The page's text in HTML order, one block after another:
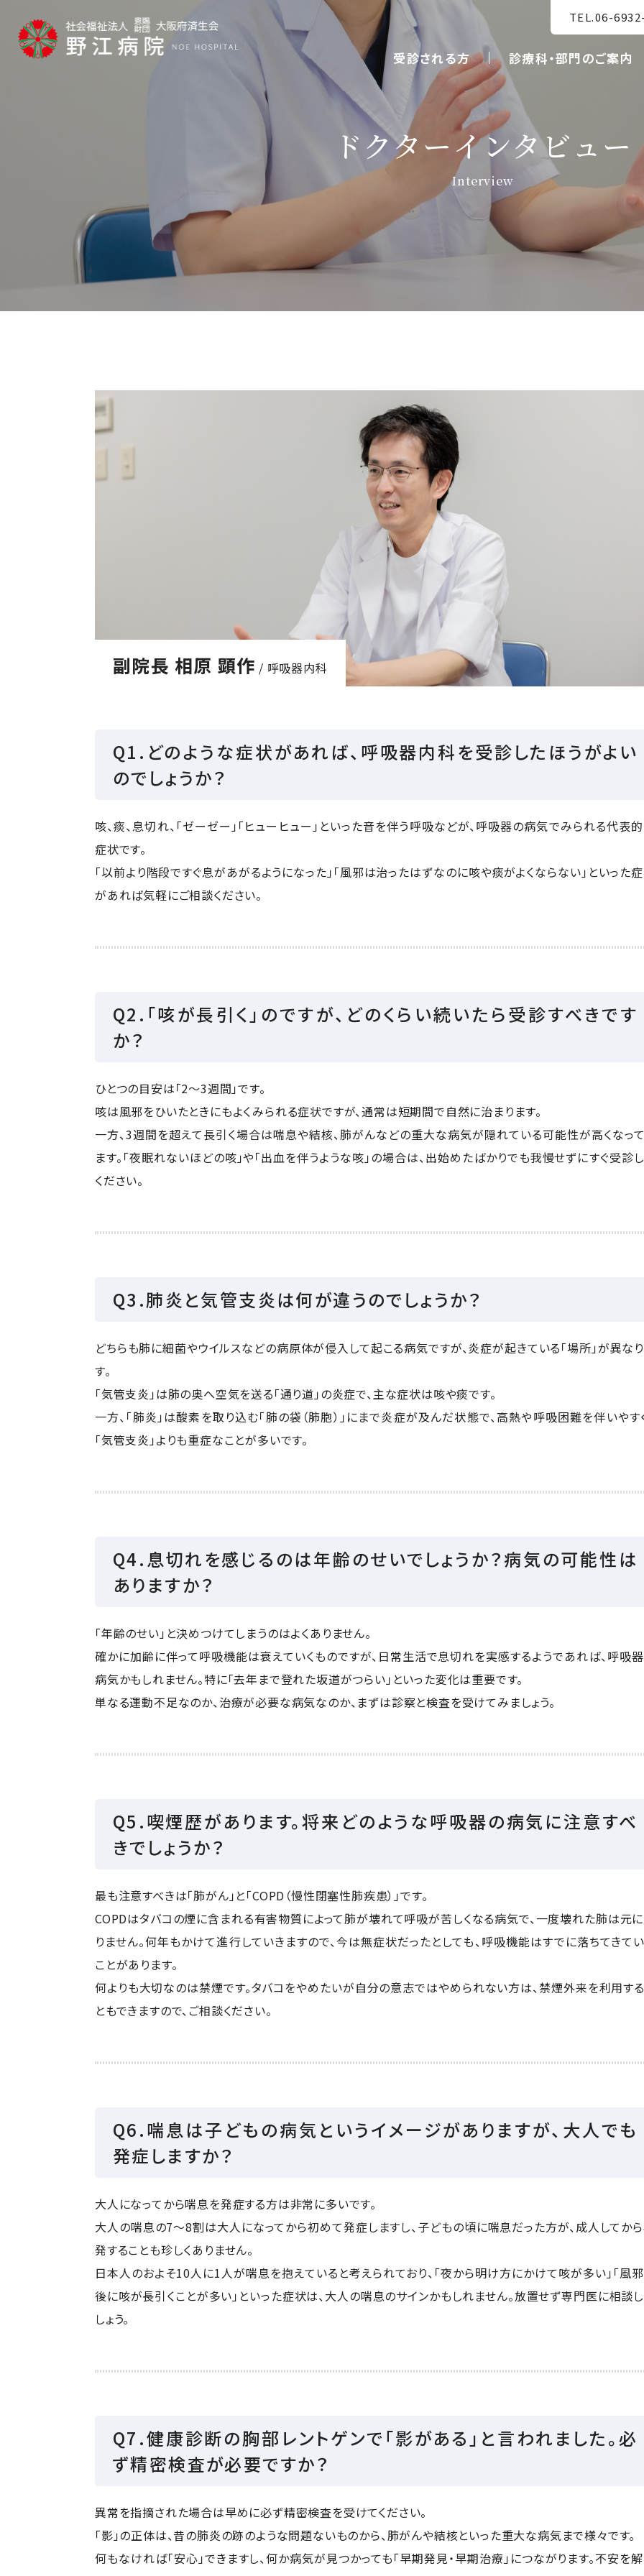
TEL.06-
受診される方 診療科・部門のご案内
ドクターインタビュー
Interview
副院長 相原 顕作 / 呼吸器内科
Q1.どのような症状があれば、呼吸器内科を受診したほうがよい
のでしょうか？
咳、痰、息切れ、「ゼーゼー」「ヒューヒュー」といった音を伴う呼吸などが、呼吸器の病気でみられる代表
症状です。
「以前より階段ですぐ息があがるようになった」「風邪は治ったはずなのに咳や痰がよくならない」といった
があれば気軽にご相談ください。
Q2.「咳が長引く」のですが、どのくらい続いたら受診すべきです
か？
ひとつの目安は「2〜3週間」です。
咳は風邪をひいたときにもよくみられる症状ですが、通常は短期間で自然に治まります。
一方、3週間を超えて長引く場合は喘息や結核、肺がんなどの重大な病気が隠れている可能性が高くなっ
ます。「夜眠れないほどの咳」や「出血を伴うような咳」の場合は、出始めたばかりでも我慢せずにすぐ受診
ください。
Q3.肺炎と気管支炎は何が違うのでしょうか？
どちらも肺に細菌やウイルスなどの病原体が侵入して起こる病気ですが、炎症が起きている「場所」が異な
す。
「気管支炎」は肺の奥へ空気を送る「通り道」の炎症で、主な症状は咳や痰です。
一方、「肺炎」は酸素を取り込む「肺の袋（肺胞）」にまで炎症が及んだ状態で、高熱や呼吸困難を伴いやす
「気管支炎」よりも重症なことが多いです。
Q4.息切れを感じるのは年齢のせいでしょうか？病気の可能性は
ありますか？
「年齢のせい」と決めつけてしまうのはよくありません。
確かに加齢に伴って呼吸機能は衰えていくものですが、日常生活で息切れを実感するようであれば、呼吸
病気かもしれません。特に「去年まで登れた坂道がつらい」といった変化は重要です。
単なる運動不足なのか、治療が必要な病気なのか、まずは診察と検査を受けてみましょう。
Q5.喫煙歴があります。将来どのような呼吸器の病気に注意すべ
きでしょうか？
最も注意すべきは「肺がん」と「COPD（慢性閉塞性肺疾患）」です。
COPDはタバコの煙に含まれる有害物質によって肺が壊れて呼吸が苦しくなる病気で、一度壊れた肺は元
りません。何年もかけて進行していきますので、今は無症状だったとしても、呼吸機能はすでに落ちてきて
ことがあります。
何よりも大切なのは禁煙です。タバコをやめたいが自分の意志ではやめられない方は、禁煙外来を利用す
ともできますので、ご相談ください。
Q6.喘息は子どもの病気というイメージがありますが、大人でも
発症しますか？
大人になってから喘息を発症する方は非常に多いです。
大人の喘息の7〜8割は大人になってから初めて発症しますし、子どもの頃に喘息だった方が、成人してか
発することも珍しくありません。
日本人のおよそ10人に1人が喘息を抱えていると考えられており、「夜から明け方にかけて咳が多い」「風
後に咳が長引くことが多い」といった症状は、大人の喘息のサインかもしれません。放置せず専門医に相談
しょう。
Q7.健康診断の胸部レントゲンで「影がある」と言われました。必
ず精密検査が必要ですか？
異常を指摘された場合は早めに必ず精密検査を受けてください。
「影」の正体は、昔の肺炎の跡のような問題ないものから、肺がんや結核といった重大な病気まで様々です。
何もなければ「安心」できますし、何か病気が見つかっても「早期発見・早期治療」につながります。不安を